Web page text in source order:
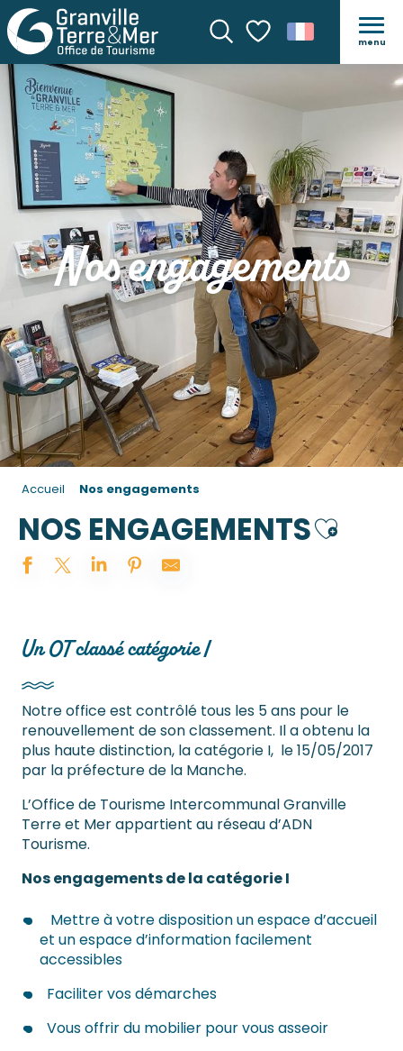
Recherche
Voir les favoris
menu
Nos engagements
Accueil Nos engagements
NOS ENGAGEMENTSAjouter
Un OT classé catégorie I
Notre office est contrôlé tous les 5 ans pour le
renouvellement de son classement. Il a obtenu la
plus haute distinction, la catégorie I, le 15/05/2017
par la préfecture de la Manche.
L’Office de Tourisme Intercommunal Granville
Terre et Mer appartient au réseau d’ADN
Tourisme.
Nos engagements de la catégorie I
Mettre à votre disposition un espace d’accueil
et un espace d’information facilement
accessibles
Faciliter vos démarches
Vous offrir du mobilier pour vous asseoir